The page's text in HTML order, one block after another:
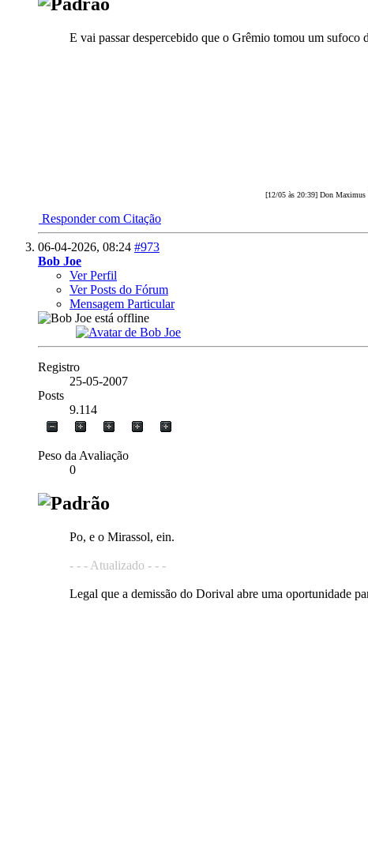
E vai passar despercebido que o Grêmio tomou um sufoco
[12/05 às 20:39] Don Maximus
Responder com Citação
06-04-2026, 08:24 #973
Bob Joe
Ver Perfil
Ver Posts do Fórum
Mensagem Particular
Registro
25-05-2007
Posts
9.114
Peso da Avaliação
0
Po, e o Mirassol, ein.
- - - Atualizado - - -
Legal que a demissão do Dorival abre uma oportunidade